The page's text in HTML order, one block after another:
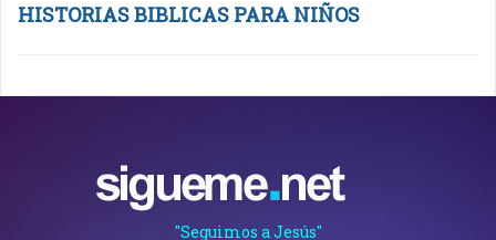
HISTORIAS BIBLICAS PARA NIÑOS
"Seguimos a Jesús"